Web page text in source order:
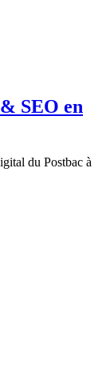
SEO en
du Postbac à